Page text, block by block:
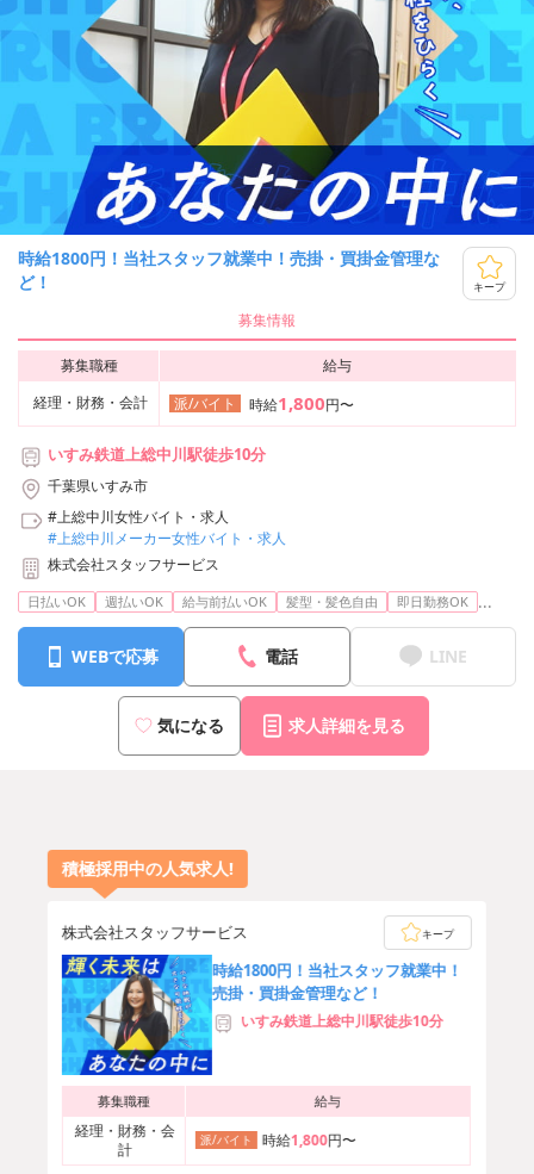
時給1800円！当社スタッフ就業中！売掛・買掛金管理な
ど！
キープ
募集情報
募集職種
給与
経理・財務・会計
派/バイト 時給1,800円〜
いすみ鉄道上総中川駅徒歩10分
千葉県いすみ市
#上総中川女性バイト・求人
#上総中川メーカー女性バイト・求人
株式会社スタッフサービス
日払いOK 週払いOK 給与前払いOK 髪型・髪色自由 即日勤務OK ...
WEBで応募 電話 LINE
気になる 求人詳細を見る
積極採用中の人気求人!
株式会社スタッフサービス キープ
時給1800円！当社スタッフ就業中！
売掛・買掛金管理など！
いすみ鉄道上総中川駅徒歩10分
募集職種 給与
経理・財務・会
計
派/バイト 時給1,800円〜